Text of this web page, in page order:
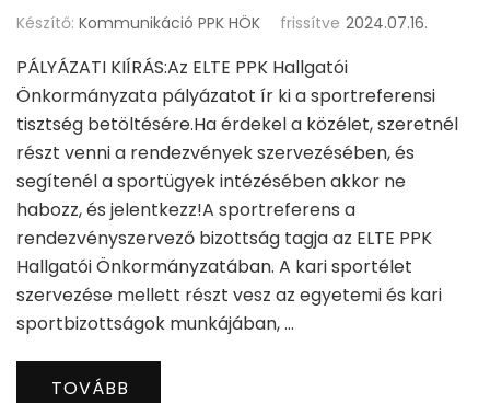
Készítő: Kommunikáció PPK HÖK frissítve 2024.07.16.
PÁLYÁZATI KIÍRÁS:Az ELTE PPK Hallgatói
Önkormányzata pályázatot ír ki a sportreferensi
tisztség betöltésére.Ha érdekel a közélet, szeretnél
részt venni a rendezvények szervezésében, és
segítenél a sportügyek intézésében akkor ne
habozz, és jelentkezz!A sportreferens a
rendezvényszervező bizottság tagja az ELTE PPK
Hallgatói Önkormányzatában. A kari sportélet
szervezése mellett részt vesz az egyetemi és kari
sportbizottságok munkájában, …
TOVÁBB